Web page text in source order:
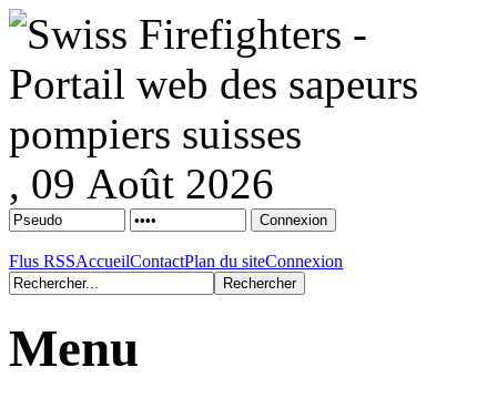
, 09 Août 2026
Flus RSSAccueilContactPlan du siteConnexion
Menu